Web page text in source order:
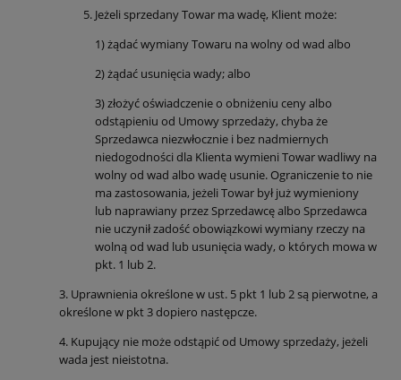
Jeżeli sprzedany Towar ma wadę, Klient może:
1) żądać wymiany Towaru na wolny od wad albo
2) żądać usunięcia wady; albo
3) złożyć oświadczenie o obniżeniu ceny albo
odstąpieniu od Umowy sprzedaży, chyba że
Sprzedawca niezwłocznie i bez nadmiernych
niedogodności dla Klienta wymieni Towar wadliwy na
wolny od wad albo wadę usunie. Ograniczenie to nie
ma zastosowania, jeżeli Towar był już wymieniony
lub naprawiany przez Sprzedawcę albo Sprzedawca
nie uczynił zadość obowiązkowi wymiany rzeczy na
wolną od wad lub usunięcia wady, o których mowa w
pkt. 1 lub 2.
3. Uprawnienia określone w ust. 5 pkt 1 lub 2 są pierwotne, a
określone w pkt 3 dopiero następcze.
4. Kupujący nie może odstąpić od Umowy sprzedaży, jeżeli
wada jest nieistotna.